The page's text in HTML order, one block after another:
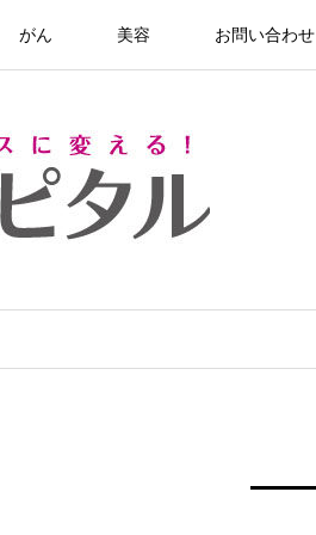
がん 美容 お問い合わせ